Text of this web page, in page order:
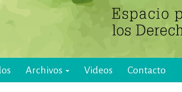
Archivos Videos Contacto